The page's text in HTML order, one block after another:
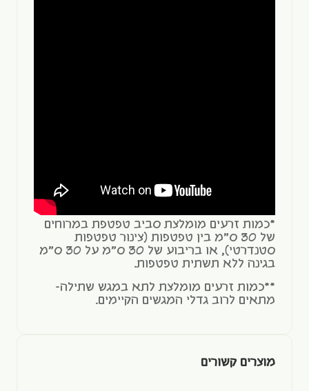
*כמות זרעים מומלצת סביב טפטפת במרוחים
של 30 ס"מ בין טפטפות (צינור טפטפות
סטנדרטי), או בריבוע של 30 ס"מ על 30 ס"מ
בגינה ללא תשתית טפטפות.
**כמות זרעים מומלצת לתא במגש שתילה-
מתאים לרוב גדלי המגשים הקיימים.
מוצרים קשורים